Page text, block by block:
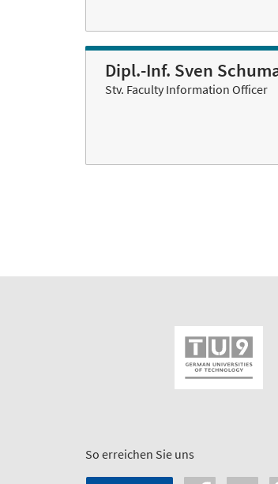
Dipl.-Inf. Sven
Stv. Faculty Information Officer
So erreichen Sie uns